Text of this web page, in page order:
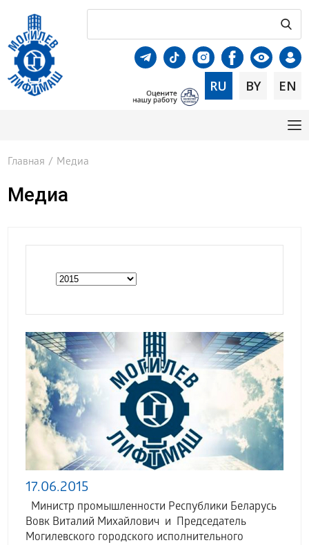
RU BY EN
Главная / Медиа
Медиа
17.06.2015
Министр промышленности Республики Беларусь
Вовк Виталий Михайлович и Председатель
Могилевского городского исполнительного